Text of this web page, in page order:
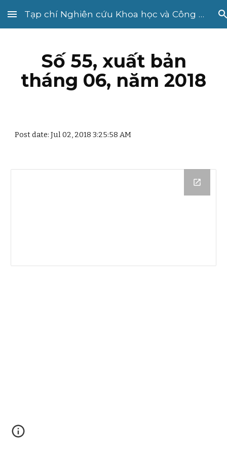
Skip to main content Skip to navigation
Tạp chí Nghiên cứu Khoa học và Công nghệ quân sự
Số 55, xuất bản
tháng 06, năm 2018
Post date: Jul 02, 2018 3:25:58 AM